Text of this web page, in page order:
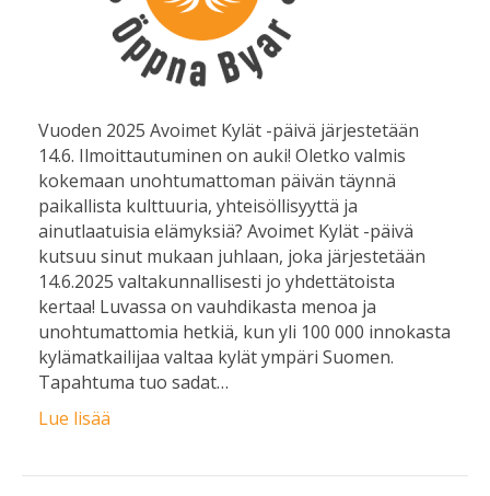
Vuoden 2025 Avoimet Kylät -päivä järjestetään
14.6. Ilmoittautuminen on auki! Oletko valmis
kokemaan unohtumattoman päivän täynnä
paikallista kulttuuria, yhteisöllisyyttä ja
ainutlaatuisia elämyksiä? Avoimet Kylät -päivä
kutsuu sinut mukaan juhlaan, joka järjestetään
14.6.2025 valtakunnallisesti jo yhdettätoista
kertaa! Luvassa on vauhdikasta menoa ja
unohtumattomia hetkiä, kun yli 100 000 innokasta
kylämatkailijaa valtaa kylät ympäri Suomen.
Tapahtuma tuo sadat…
Lue lisää